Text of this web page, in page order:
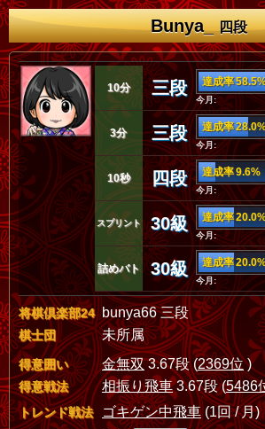
Bunya_四段
10分 三段 達成率
今月:
3分 三段 達成率
今月:
10秒 四段 達成率 9.6%
今月:
スプリント 30級 達成率
今月:
詰めバト 30級 達成率
今月:
将棋倶楽部24 bunya66 三段
棋士団 未所属
得意囲い 金無双3.67段 (2369位)
得意戦法 相振り飛車3.67段 (5486
トレンド戦法 ゴキゲン中飛車 (1回 / 月)